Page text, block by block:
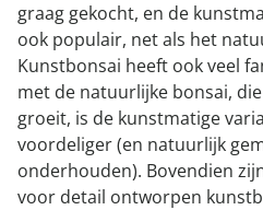
graag gekocht, en de
ook populair, net als het
Kunstbonsai heeft ook veel
met de natuurlijke bonsai,
groeit, is de kunstmatige
voordeliger (en natuurlijk
onderhouden). Bovendien
voor detail ontworpen